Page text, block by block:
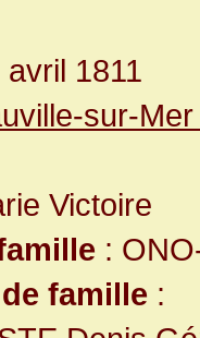
avril 1811
sur-
Victoire
:
famille :